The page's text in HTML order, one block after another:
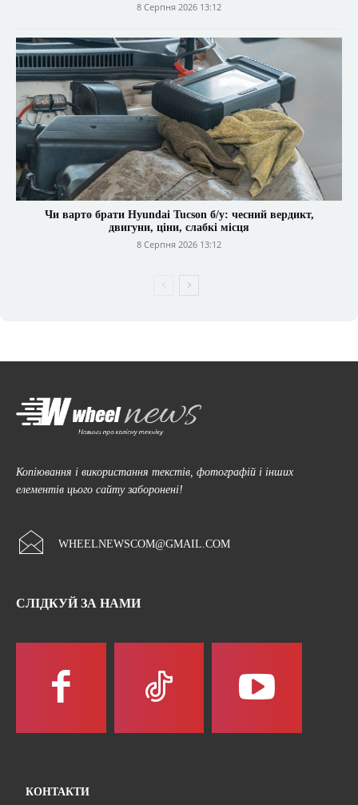
8 Серпня 2026 13:12
Чи варто брати Hyundai Tucson б/у: чесний вердикт,
двигуни, ціни, слабкі місця
8 Серпня 2026 13:12
Копіювання і використання текстів, фотографій і інших
елементів цього сайту заборонені!
WHEELNEWSCOM@GMAIL.COM
СЛІДКУЙ ЗА НАМИ
КОНТАКТИ